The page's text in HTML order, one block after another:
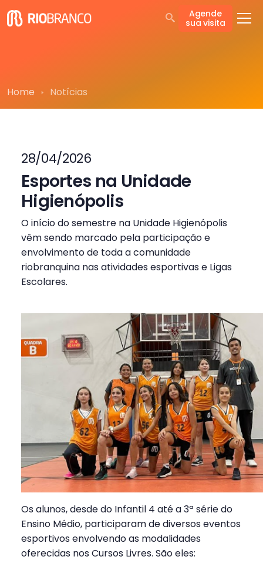
Agende
sua visita
Home Notícias
28/04/2026
Esportes na Unidade
Higienópolis
O início do semestre na Unidade Higienópolis
vêm sendo marcado pela participação e
envolvimento de toda a comunidade
riobranquina nas atividades esportivas e Ligas
Escolares.
Os alunos, desde do Infantil 4 até a 3ª série do
Ensino Médio, participaram de diversos eventos
esportivos envolvendo as modalidades
oferecidas nos Cursos Livres. São eles: